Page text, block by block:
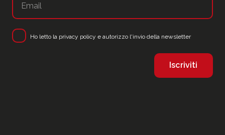
Ho letto la privacy policy e autorizzo l'invio della newsletter